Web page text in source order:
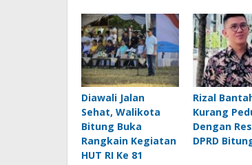
Diawali Jalan
Sehat, Walikota
Bitung Buka
Rangkain Kegiatan
HUT RI Ke 81
Rizal
Kurang
Dengan
DPRD